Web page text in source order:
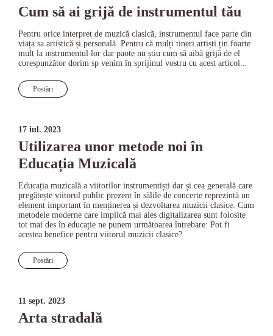
Cum să ai grijă de instrumentul tău
Pentru orice interpret de muzică clasică, instrumentul face parte din
viața sa artistică și personală. Pentru că mulți tineri artiști țin foarte
mult la instrumentul lor dar paote nu știu cum să aibă grijă de el
corespunzător dorim sp venim în sprijinul vostru cu acest articol...
Postări
17 iul. 2023
Utilizarea unor metode noi în
Educația Muzicală
Educația muzicală a viitorilor instrumentiști dar și cea generală care
pregătește viitorul public prezent în sălile de concerte reprezintă un
element important în menținerea și dezvoltarea muzicii clasice. Cum
metodele moderne care implică mai ales digitalizarea sunt folosite
tot mai des în educație ne punem următoarea întrebare: Pot fi
acestea benefice pentru viitorul muzicii clasice?
Postări
11 sept. 2023
Arta stradală